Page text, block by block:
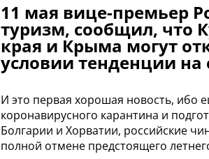
11 мая вице-премьер
туризм, сообщил, что
края и Крыма могут
условии тенденции
И это первая хорошая новость,
коронавирусного карантина и
Болгарии и Хорватии, российские
полной отмене предстоящего